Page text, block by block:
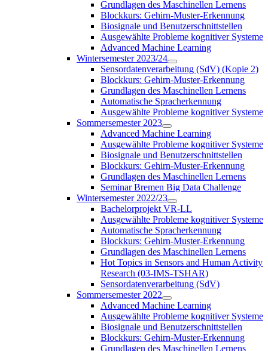
Grundlagen des Maschinellen Lernens
Blockkurs: Gehirn-Muster-Erkennung
Biosignale und Benutzerschnittstellen
Ausgewählte Probleme kognitiver Systeme
Advanced Machine Learning
Wintersemester 2023/24
Sensordatenverarbeitung (SdV) (Kopie 2)
Blockkurs: Gehirn-Muster-Erkennung
Grundlagen des Maschinellen Lernens
Automatische Spracherkennung
Ausgewählte Probleme kognitiver Systeme
Sommersemester 2023
Advanced Machine Learning
Ausgewählte Probleme kognitiver Systeme
Biosignale und Benutzerschnittstellen
Blockkurs: Gehirn-Muster-Erkennung
Grundlagen des Maschinellen Lernens
Seminar Bremen Big Data Challenge
Wintersemester 2022/23
Bachelorprojekt VR-LL
Ausgewählte Probleme kognitiver Systeme
Automatische Spracherkennung
Blockkurs: Gehirn-Muster-Erkennung
Grundlagen des Maschinellen Lernens
Hot Topics in Sensors and Human Activity
Research (03-IMS-TSHAR)
Sensordatenverarbeitung (SdV)
Sommersemester 2022
Advanced Machine Learning
Ausgewählte Probleme kognitiver Systeme
Biosignale und Benutzerschnittstellen
Blockkurs: Gehirn-Muster-Erkennung
Grundlagen des Maschinellen Lernens